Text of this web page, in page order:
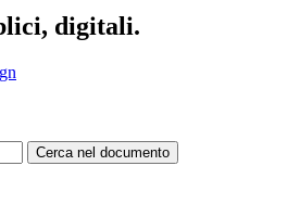
digitali.
Cerca nel documento